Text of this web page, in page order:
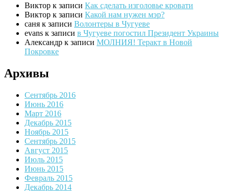
Виктор к записи Как сделать изголовье кровати
Виктор к записи Какой нам нужен мэр?
саня к записи Волонтеры в Чугуеве
evans к записи в Чугуеве погостил Президент Украины
Александр к записи МОЛНИЯ! Теракт в Новой
Покровке
Архивы
Сентябрь 2016
Июнь 2016
Март 2016
Декабрь 2015
Ноябрь 2015
Сентябрь 2015
Август 2015
Июль 2015
Июнь 2015
Февраль 2015
Декабрь 2014